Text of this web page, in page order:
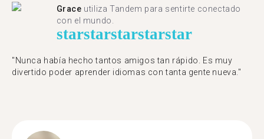
Grace utiliza Tandem para sentirte conectado
con el mundo.
starstarstarstarstar
"Nunca había hecho tantos amigos tan rápido. Es muy
divertido poder aprender idiomas con tanta gente nueva."